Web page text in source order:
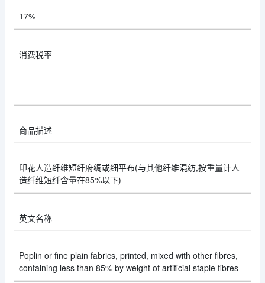
17%
消费税率
-
商品描述
印花人造纤维短纤府绸或细平布(与其他纤维混纺,按重量计人
造纤维短纤含量在85%以下)
英文名称
Poplin or fine plain fabrics, printed, mixed with other fibres,
containing less than 85% by weight of artificial staple fibres